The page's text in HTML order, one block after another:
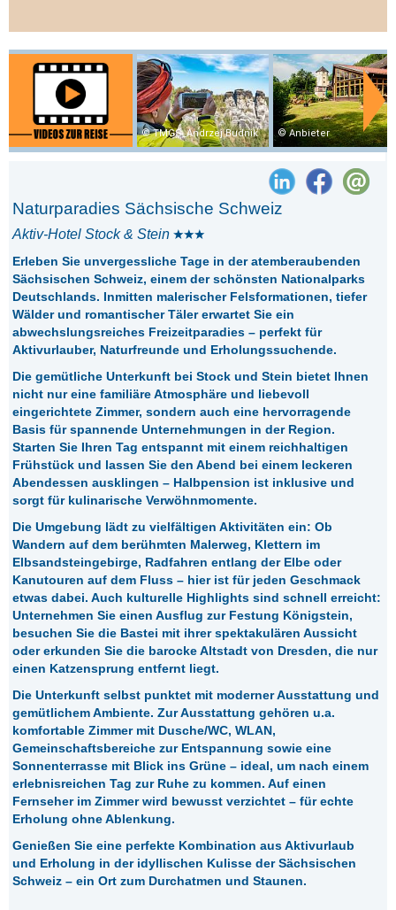
TMGS_Andrzej Budnik Anbieter
Naturparadies Sächsische Schweiz
Aktiv-Hotel Stock & Stein
Erleben Sie unvergessliche Tage in der atemberaubenden
Sächsischen Schweiz, einem der schönsten Nationalparks
Deutschlands. Inmitten malerischer Felsformationen, tiefer
Wälder und romantischer Täler erwartet Sie ein
abwechslungsreiches Freizeitparadies – perfekt für
Aktivurlauber, Naturfreunde und Erholungssuchende.
Die gemütliche Unterkunft beiStock und Stein bietet Ihnen
nicht nur eine familiäre Atmosphäre und liebevoll
eingerichtete Zimmer, sondern auch eine hervorragende
Basis für spannende Unternehmungen in der Region.
Starten Sie Ihren Tag entspannt mit einem reichhaltigen
Frühstück und lassen Sie den Abend bei einem leckeren
Abendessen ausklingen – Halbpension ist inklusive und
sorgt für kulinarische Verwöhnmomente.
Die Umgebung lädt zu vielfältigen Aktivitäten ein: Ob
Wandern auf dem berühmten Malerweg, Klettern im
Elbsandsteingebirge, Radfahren entlang der Elbe oder
Kanutouren auf dem Fluss – hier ist für jeden Geschmack
etwas dabei. Auch kulturelle Highlights sind schnell erreicht:
Unternehmen Sie einen Ausflug zur Festung Königstein,
besuchen Sie die Bastei mit ihrer spektakulären Aussicht
oder erkunden Sie die barocke Altstadt von Dresden, die nur
einen Katzensprung entfernt liegt.
Die Unterkunft selbst punktet mit moderner Ausstattung und
gemütlichem Ambiente. Zur Ausstattung gehören u.a.
komfortable Zimmer mit Dusche/WC, WLAN,
Gemeinschaftsbereiche zur Entspannung sowie eine
Sonnenterrasse mit Blick ins Grüne – ideal, um nach einem
erlebnisreichen Tag zur Ruhe zu kommen. Auf einen
Fernseher im Zimmer wird bewusst verzichtet – für echte
Erholung ohne Ablenkung.
Genießen Sie eine perfekte Kombination aus Aktivurlaub
und Erholung in der idyllischen Kulisse der Sächsischen
Schweiz – ein Ort zum Durchatmen und Staunen.